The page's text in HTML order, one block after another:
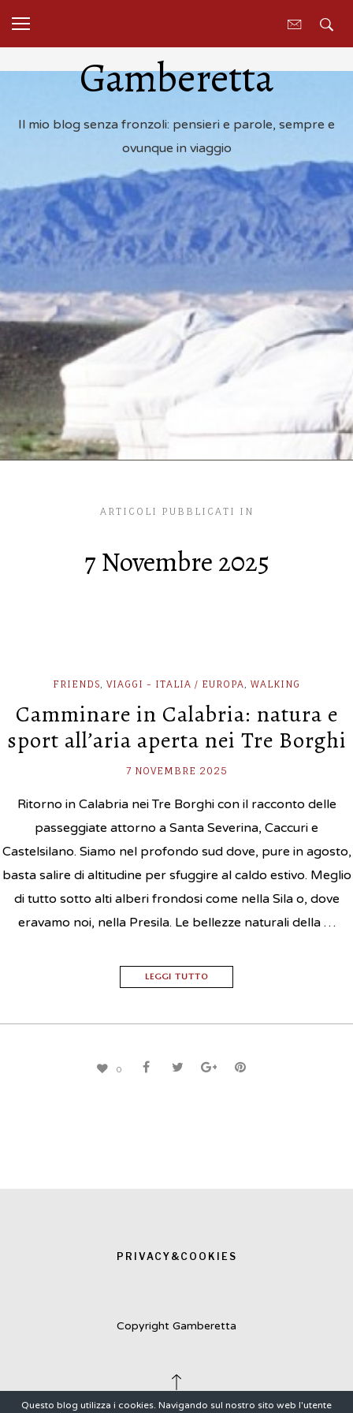
Gamberetta
Il mio blog senza fronzoli: pensieri e parole, sempre e
ovunque in viaggio
ARTICOLI PUBBLICATI IN
7 Novembre 2025
FRIENDS, VIAGGI - ITALIA / EUROPA, WALKING
Camminare in Calabria: natura e
sport all’aria aperta nei Tre Borghi
7 NOVEMBRE 2025
Ritorno in Calabria nei Tre Borghi con il racconto delle
passeggiate attorno a Santa Severina, Caccuri e
Castelsilano. Siamo nel profondo sud dove, pure in agosto,
basta salire di altitudine per sfuggire al caldo estivo. Meglio
di tutto sotto alti alberi frondosi come nella Sila o, dove
eravamo noi, nella Presila. Le bellezze naturali della …
LEGGI TUTTO
0
PRIVACY&COOKIES
Copyright Gamberetta
Questo blog utilizza i cookies. Navigando sul nostro sito web l'utente